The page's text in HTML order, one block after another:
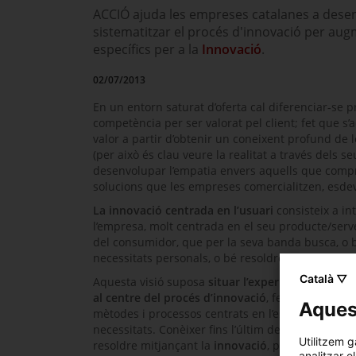
ACCIÓ ajuda les empreses catalanes a
sistematitzar el procés d'innovació per
específics per a la Innovació.
02/07/2013
En un entorn saturat d’oferta cal diferenciar-se
competència per ser valorat pel client; fet que
valor a partir d’obtenir un coneixent profund de
(per això és clau veure la realitat a través dels
desenvolupar l’empatia envers aquells que
solucions que les empreses comercialitzen,
La innovació centrada en l’usuari consisteix a
l’empresa, molt centrada en el seu producte/
del consumidor, que per la seva banda busca, o
necessitats personals, o bé resoldre problemes
Aquesta visió suposa situar l’experiència a la que
al centre del procés d’innovació, fet que fa
mètodes i processos centrats en l’estudi dels
necessitats. Conèixer fins l’últim detall la
resoldre mitjançant la innovació, posant al seu
Català ▽
Utilitzem